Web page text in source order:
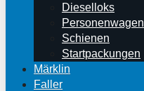
Dieselloks
Personenwagen
Schienen
Startpackungen
Märklin
Faller